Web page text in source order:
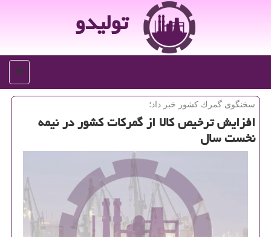
تولیدو
منو
سخنگوی گمرك كشور خبر داد؛
افزایش ترخیص كالا از گمركات كشور در نیمه
نخست سال